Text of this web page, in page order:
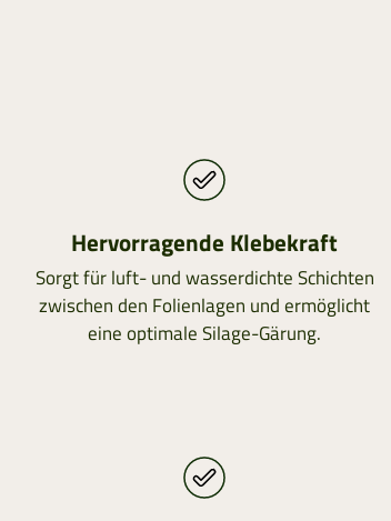
Hervorragende Klebekraft
Sorgt für luft- und wasserdichte Schichten
zwischen den Folienlagen und ermöglicht
eine optimale Silage-Gärung.